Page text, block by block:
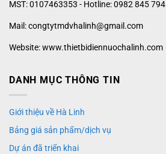
MST: 0107463353 - Hotline: 0982 845 794
Mail: congtytmdvhalinh@gmail.com
Website: www.thietbidiennuochalinh.com
DANH MỤC THÔNG TIN
Giới thiệu về Hà Linh
Bảng giá sản phẩm/dịch vụ
Dự án đã triển khai